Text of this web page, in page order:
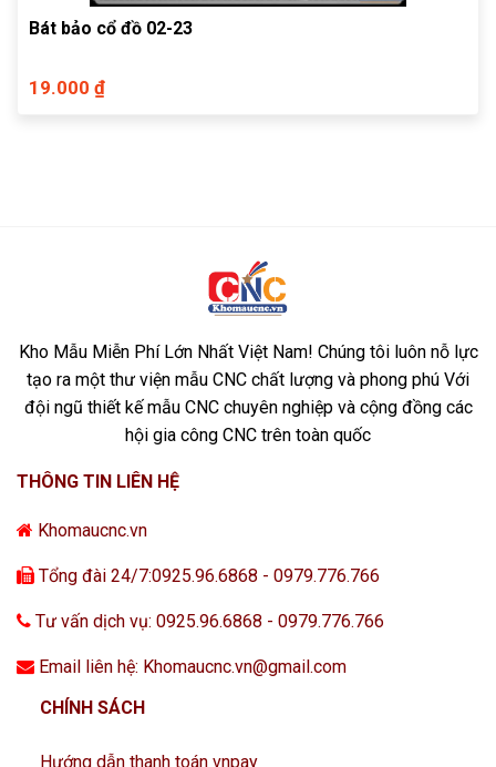
Bát bảo cổ đồ 02-23
19.000 ₫
Kho Mẫu Miễn Phí Lớn Nhất Việt Nam! Chúng tôi luôn nỗ lực
tạo ra một thư viện mẫu CNC chất lượng và phong phú Với
đội ngũ thiết kế mẫu CNC chuyên nghiệp và cộng đồng các
hội gia công CNC trên toàn quốc
THÔNG TIN LIÊN HỆ
Khomaucnc.vn
Tổng đài 24/7:0925.96.6868 - 0979.776.766
Tư vấn dịch vụ: 0925.96.6868 - 0979.776.766
Email liên hệ: Khomaucnc.vn@gmail.com
CHÍNH SÁCH
Hướng dẫn thanh toán vnpay